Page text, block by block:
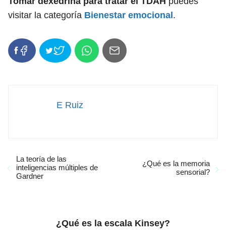
visitar la categoría Bienestar emocional .
E Ruiz
La teoría de las
inteligencias múltiples de
Gardner
¿Qué es la memoria
sensorial?
¿Qué es la escala Kinsey?